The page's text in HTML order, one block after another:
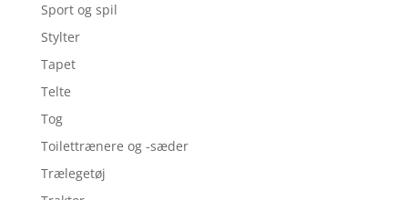
Sport og spil
Stylter
Tapet
Telte
Tog
Toilettrænere og -sæder
Trælegetøj